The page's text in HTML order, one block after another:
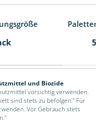
55
und Biozide
vorsichtig verwenden.
sind stets zu befolgen.“ Für
Vor Gebrauch stets